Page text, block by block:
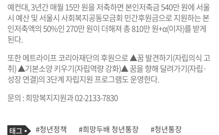
예컨대, 3년간 매월 15만 원을 저축하면 본인저축금 540만 원에 서울
시 예산 및 서울시 사회복지공동모금회 민간후원금으로 지원하는 본
인저축액의 50%인 270만 원이 더해져 총 810만 원+α(이자)를 받게
된다.
또한 메트라이프 코리아재단의 후원으로 ▲꿈 발견하기(자립의식 고
취) ▲기본소양 키우기(자립역량 강화)▲ 꿈을 향해 달려가기(자립·
성장 연결)의 3단계 자립지원 프로그램도 운영한다.
문의 : 희망복지지원과 02-2133-7830
기
사
태 #청년정책 #희망두배 청년통장 #청년통장